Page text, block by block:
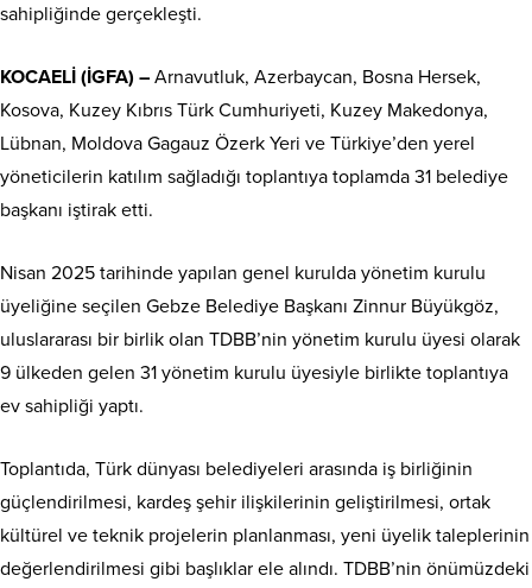
sahipliğinde gerçekleşti.
KOCAELİ (İGFA) – Arnavutluk, Azerbaycan, Bosna Hersek,
Kosova, Kuzey Kıbrıs Türk Cumhuriyeti, Kuzey Makedonya,
Lübnan, Moldova Gagauz Özerk Yeri ve Türkiye’den yerel
yöneticilerin katılım sağladığı toplantıya toplamda 31 belediye
başkanı iştirak etti.
Nisan 2025 tarihinde yapılan genel kurulda yönetim kurulu
üyeliğine seçilen Gebze Belediye Başkanı Zinnur Büyükgöz,
uluslararası bir birlik olan TDBB’nin yönetim kurulu üyesi olarak
9 ülkeden gelen 31 yönetim kurulu üyesiyle birlikte toplantıya
ev sahipliği yaptı.
Toplantıda, Türk dünyası belediyeleri arasında iş birliğinin
güçlendirilmesi, kardeş şehir ilişkilerinin geliştirilmesi, ortak
kültürel ve teknik projelerin planlanması, yeni üyelik taleplerinin
değerlendirilmesi gibi başlıklar ele alındı. TDBB’nin önümüzdeki